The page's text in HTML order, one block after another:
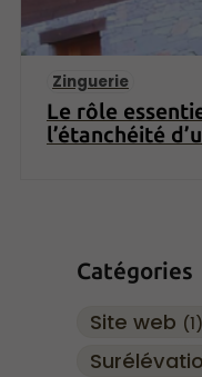
Catégories
Site web (1)
Zinguerie
Le rôle
l’étanchéité